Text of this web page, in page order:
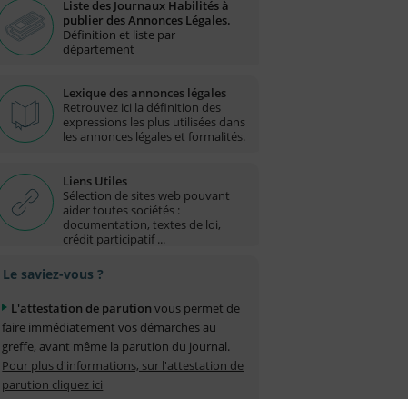
Liste des Journaux Habilités à
publier des Annonces Légales.
Définition et liste par
département
Lexique des annonces légales
Retrouvez ici la définition des
expressions les plus utilisées dans
les annonces légales et formalités.
Liens Utiles
Sélection de sites web pouvant
aider toutes sociétés :
documentation, textes de loi,
crédit participatif ...
Le saviez-vous ?
L'attestation de parution vous permet de
faire immédiatement vos démarches au
greffe, avant même la parution du journal.
Pour plus d'informations, sur l'attestation de
parution cliquez ici